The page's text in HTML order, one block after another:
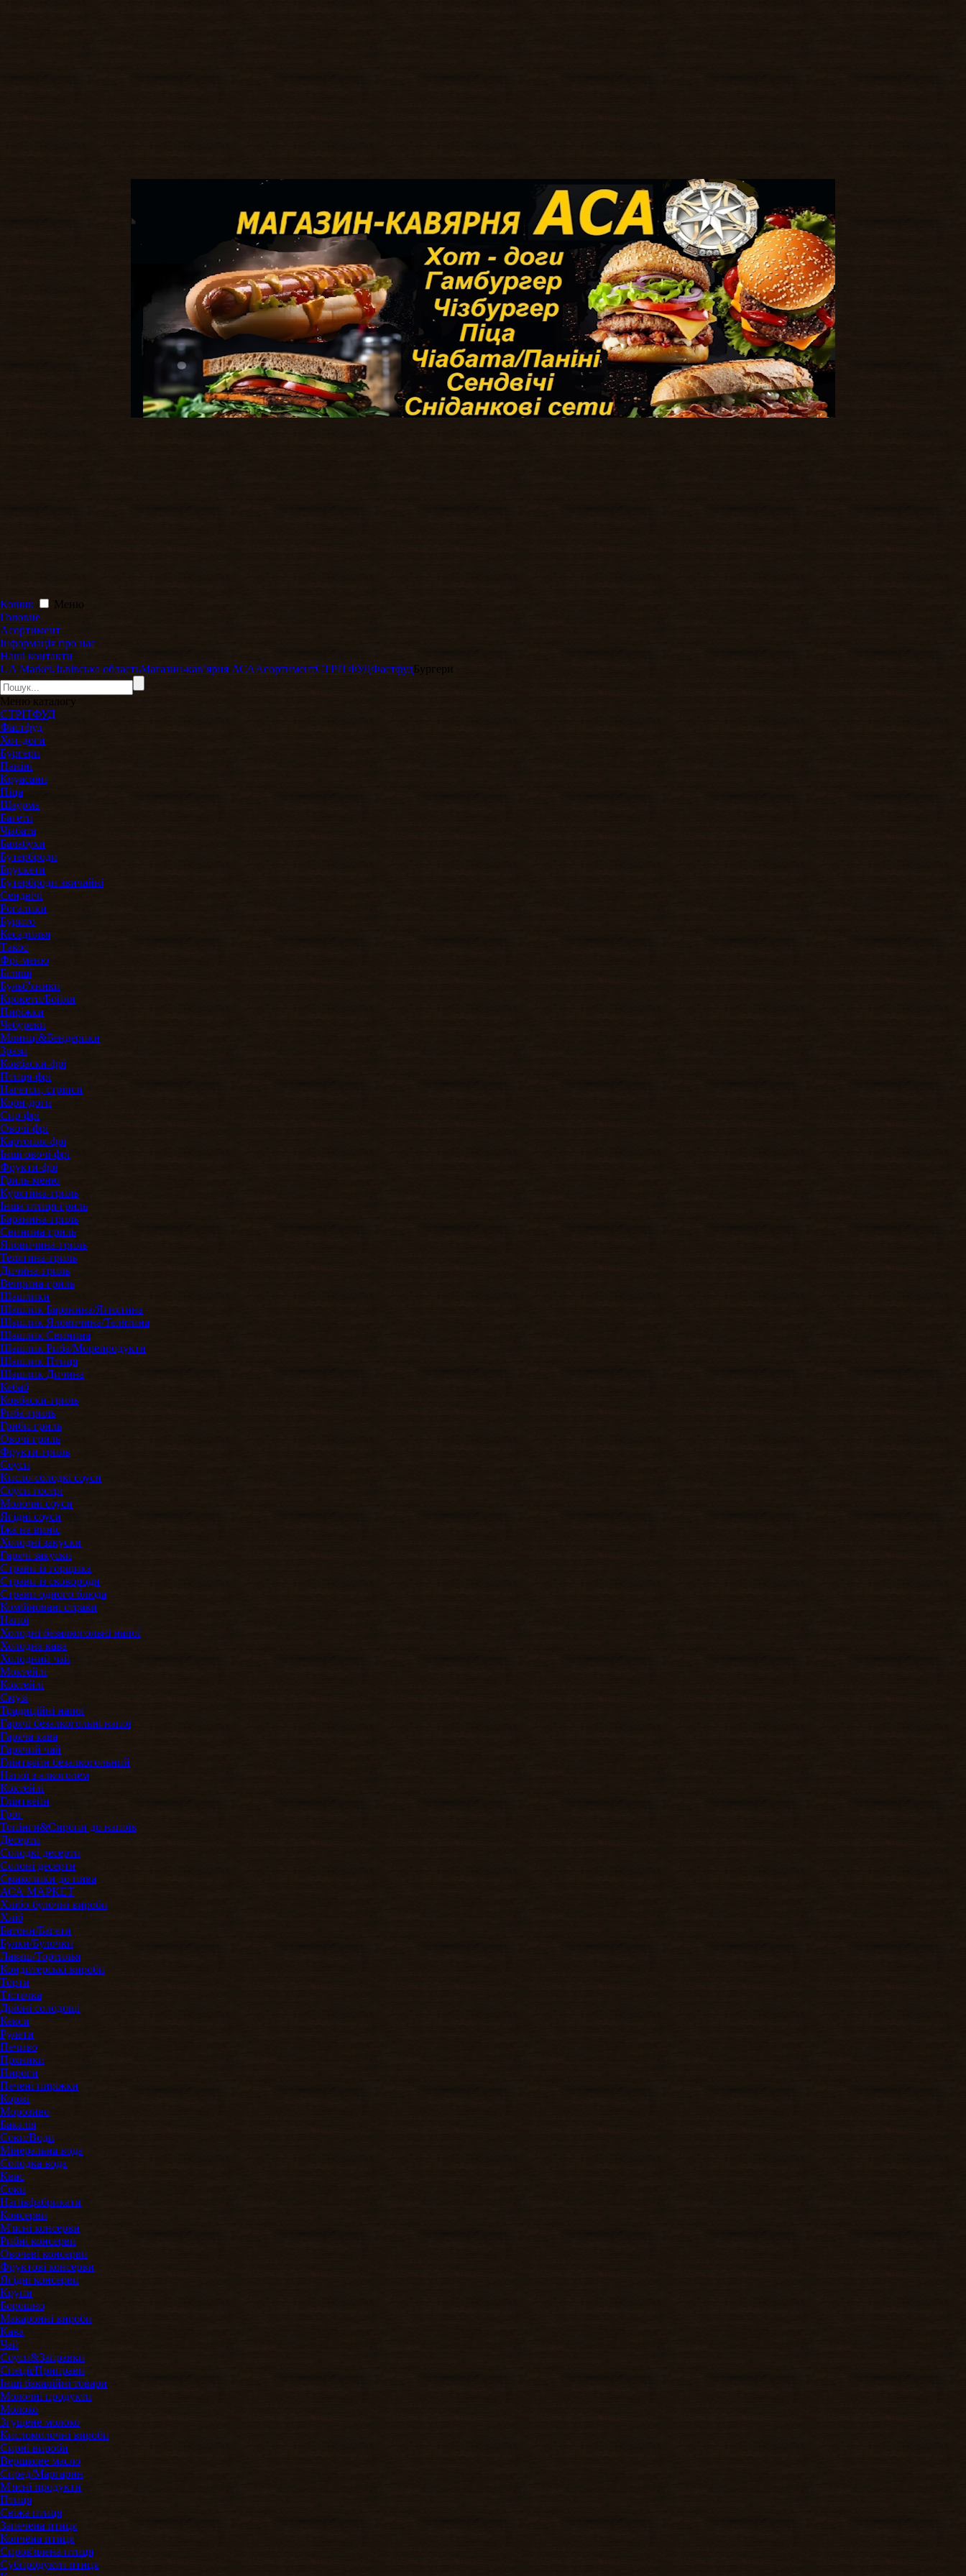
Кошик
Меню
Головне
Асортимент
Інформація про нас
Наші контакти
UA MarketЛьвівська областьМагазин-кавʼярня АСААсортиментСТРІТФУДФастфудБургери
Меню каталогу
СТРІТФУД
Фастфуд
Хот-доги
Бургери
Паніні
Круасани
Піца
Шаурма
Багети
Чіабата
Балабухи
Бутерброди
Брускети
Бутерброди звичайні
Сендвічі
Рогалики
Бурито
Кесадилья
Такос
Фрі-меню
Біляші
Бульб'яники
Крокети/Бойли
Пиріжки
Чебуреки
Млинці&Бендерики
Зрази
Ковбаски-фрі
Птиця-фрі
Нагетси, стріпси
Корн-доги
Сир-фрі
Овочі-фрі
Картопля-фрі
Інші овочі-фрі
Фрукти-фрі
Гриль-меню
Курятина-гриль
Інша птиця-гриль
Баранина-гриль
Свинина-гриль
Яловичина-гриль
Телятина-гриль
Дичина-гриль
Веприна-гриль
Шашлики
Шашлик Баранина/Ягнятина
Шашлик Яловичина/Телятина
Шашлик Свинина
Шашлик Риба/Морепродукти
Шашлик Птиця
Шашлик Дичина
Кебаб
Ковбаски-гриль
Риба-гриль
Гриби-гриль
Овочі-гриль
Фрукти-гриль
Соуси
Кисло-солодкі соуси
Соуси гострі
Молочні соуси
Ягідні соуси
Їжа на виніс
Холодні закуски
Гарячі закуски
Страви із горщика
Страви із сковороди
Страви одного блюда
Комбіновані страви
Напої
Холодні безалкогольні напої
Холодна кава
Холодний чай
Моктейлі
Коктейлі
Смузі
Традиційні напої
Гарячі безалкогольні напої
Гаряча кава
Гарячий чай
Глінтвейн безалкогольний
Напої з алкоголем
Коктейлі
Глінтвейн
Грог
Топінги&Сиропи до напоїв
Десерти
Солодкі десерти
Солоні десерти
Смаколики до пива
АСА МАРКЕТ
Хлібо-булочні вироби
Хліб
Батони/Багети
Булки/Булочки
Лаваш/Тортилья
Кондитерські вироби
Торти
Тістечка
Дрібні солодощі
Кекси
Рулети
Печиво
Пряники
Пироги
Печені пиріжки
Коржі
Морозиво
Бакалія
Соки/Води
Мінеральна вода
Солодка вода
Квас
Соки
Напівфабрикати
Консерви
М'ясні консерви
Рибні консерви
Овочеві консерви
Фруктові консерви
Ягідні консерви
Крупи
Борошно
Макаронні вироби
Кава
Чай
Соуси&Заправки
Спеції/Приправи
Інші бакалійні товари
Молочні продукти
Молоко
Згущене молоко
Кисломолочні вироби
Сирні вироби
Вершкове масло
Спред/Маргарин
М'ясні продукти
Птиця
Свіжа птиця
Запечена птиця
Копчена птиця
Сиров'ялена птиця
Субпродукти птиця